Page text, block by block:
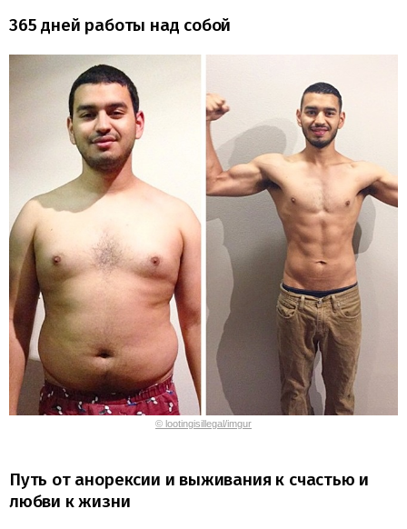
365 дней работы над собой
© lootingisillegal/imgur
Путь от анорексии и выживания к счастью и
любви к жизни